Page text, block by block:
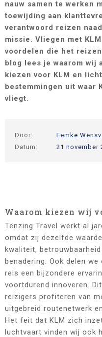
nauw samen te werken
toewijding aan
verantwoord reizen
missie. Vliegen met
voordelen die het
blog lees je waarom wij
kiezen voor KLM en
bestemmingen uit waar
vliegt.
Door:
Femke
Datum:
21 november
Waarom kiezen wij
Tenzing Travel werkt al
omdat zij dezelfde
kwaliteit,
benadering. Ook delen
reis een bijzondere
voortdurend innoveren.
reizigers profiteren van
uitgebreid routenetwerk
Het feit dat KLM zich
luchtvaart vinden wij ook